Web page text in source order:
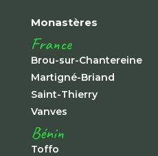
Monastères
France
Brou-sur-Chantereine
Martigné-Briand
Saint-Thierry
Vanves
Bénin
Toffo